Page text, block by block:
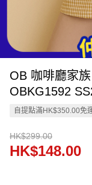
OB 咖啡廳家
OBKG1592
自提點滿HK$350.00免
HK$299.00
HK$148.00